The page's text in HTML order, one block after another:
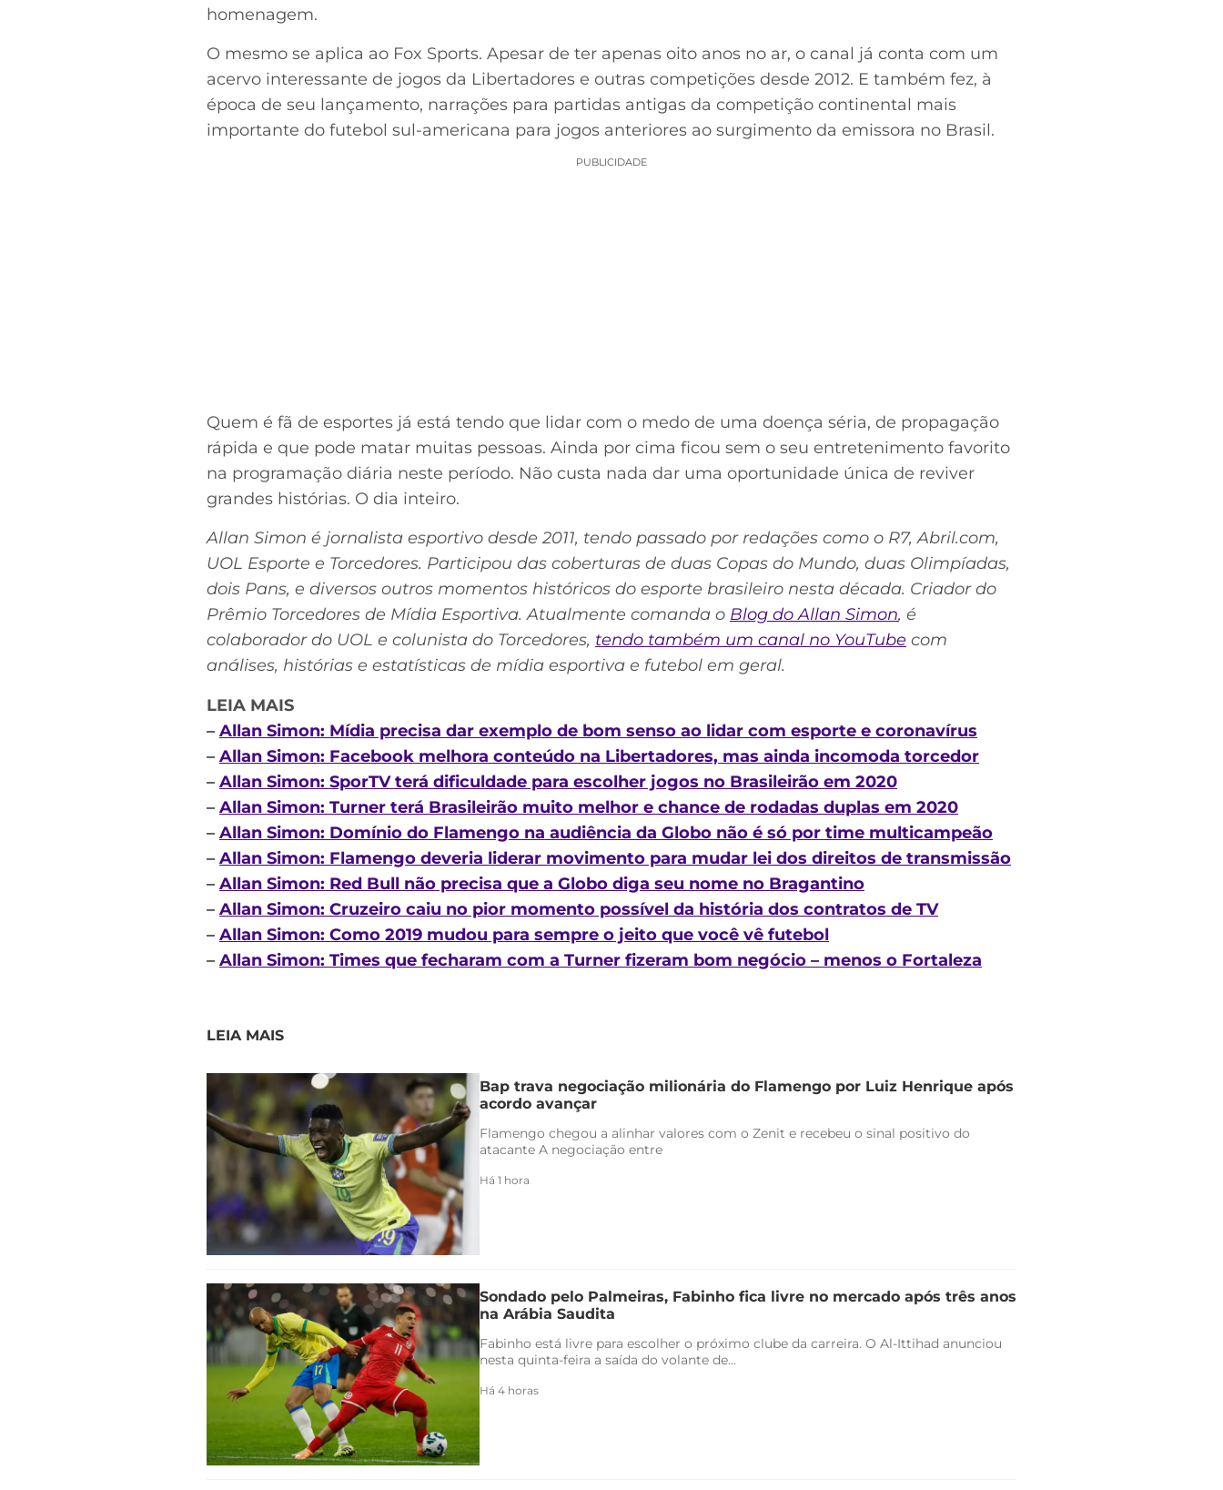
homenagem.
O mesmo se aplica ao Fox Sports. Apesar de ter apenas oito anos no ar, o canal já conta com um
acervo interessante de jogos da Libertadores e outras competições desde 2012. E também fez, à
época de seu lançamento, narrações para partidas antigas da competição continental mais
importante do futebol sul-americana para jogos anteriores ao surgimento da emissora no Brasil.
PUBLICIDADE
Quem é fã de esportes já está tendo que lidar com o medo de uma doença séria, de propagação
rápida e que pode matar muitas pessoas. Ainda por cima ficou sem o seu entretenimento favorito
na programação diária neste período. Não custa nada dar uma oportunidade única de reviver
grandes histórias. O dia inteiro.
Allan Simon é jornalista esportivo desde 2011, tendo passado por redações como o R7, Abril.com,
UOL Esporte e Torcedores. Participou das coberturas de duas Copas do Mundo, duas Olimpíadas,
dois Pans, e diversos outros momentos históricos do esporte brasileiro nesta década. Criador do
Prêmio Torcedores de Mídia Esportiva. Atualmente comanda o Blog do Allan Simon, é
colaborador do UOL e colunista do Torcedores, tendo também um canal no YouTube com
análises, histórias e estatísticas de mídia esportiva e futebol em geral.
LEIA MAIS
– Allan Simon: Mídia precisa dar exemplo de bom senso ao lidar com esporte e coronavírus
– Allan Simon: Facebook melhora conteúdo na Libertadores, mas ainda incomoda torcedor
– Allan Simon: SporTV terá dificuldade para escolher jogos no Brasileirão em 2020
– Allan Simon: Turner terá Brasileirão muito melhor e chance de rodadas duplas em 2020
– Allan Simon: Domínio do Flamengo na audiência da Globo não é só por time multicampeão
– Allan Simon: Flamengo deveria liderar movimento para mudar lei dos direitos de transmissão
– Allan Simon: Red Bull não precisa que a Globo diga seu nome no Bragantino
– Allan Simon: Cruzeiro caiu no pior momento possível da história dos contratos de TV
– Allan Simon: Como 2019 mudou para sempre o jeito que você vê futebol
– Allan Simon: Times que fecharam com a Turner fizeram bom negócio – menos o Fortaleza
LEIA MAIS
Bap trava negociação milionária do Flamengo por Luiz Henrique após
acordo avançar
Flamengo chegou a alinhar valores com o Zenit e recebeu o sinal positivo do
atacante A negociação entre
Há 1 hora
Sondado pelo Palmeiras, Fabinho fica livre no mercado após três anos
na Arábia Saudita
Fabinho está livre para escolher o próximo clube da carreira. O Al-Ittihad anunciou
nesta quinta-feira a saída do volante de...
Há 4 horas